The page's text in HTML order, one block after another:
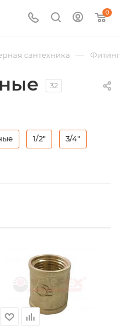
0
сантехника —
32
1/2" 3/4"